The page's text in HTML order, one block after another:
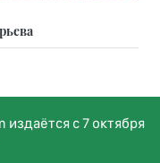
издаётся с 7 октября